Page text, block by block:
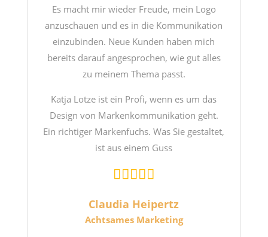
Es macht mir wieder Freude, mein Logo
anzuschauen und es in die Kommunikation
einzubinden. Neue Kunden haben mich
bereits darauf angesprochen, wie gut alles
zu meinem Thema passt.
Katja Lotze ist ein Profi, wenn es um das
Design von Markenkommunikation geht.
Ein richtiger Markenfuchs. Was Sie gestaltet,
ist aus einem Guss
Claudia Heipertz
Achtsames Marketing